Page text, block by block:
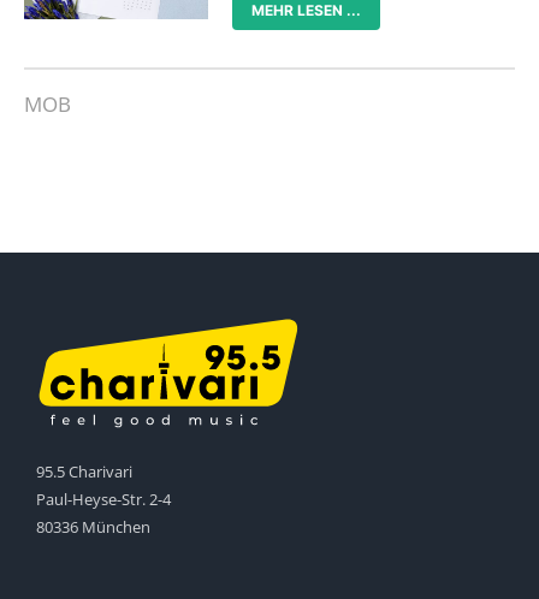
MEHR LESEN ...
MOB
95.5 Charivari
Paul-Heyse-Str. 2-4
80336 München